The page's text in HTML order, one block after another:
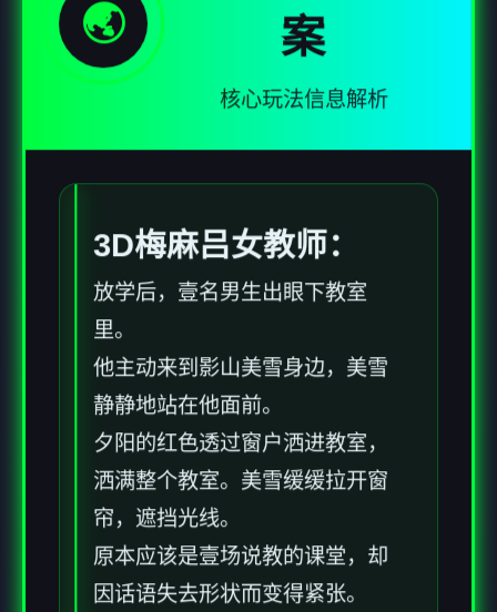
🌏
案
核心玩法信息解析
3D梅麻吕女教师：
放学后，壹名男生出眼下教室
里。
他主动来到影山美雪身边，美雪
静静地站在他面前。
夕阳的红色透过窗户洒进教室，
洒满整个教室。美雪缓缓拉开窗
帘，遮挡光线。
原本应该是壹场说教的课堂，却
因话语失去形状而变得紧张。